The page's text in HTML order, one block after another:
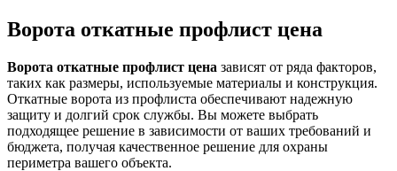
Ворота откатные профлист цена
Ворота откатные профлист цена зависят от ряда факторов,
таких как размеры, используемые материалы и конструкция.
Откатные ворота из профлиста обеспечивают надежную
защиту и долгий срок службы. Вы можете выбрать
подходящее решение в зависимости от ваших требований и
бюджета, получая качественное решение для охраны
периметра вашего объекта.